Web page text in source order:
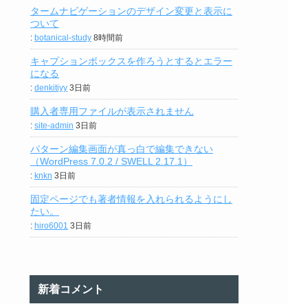
タームナビゲーションのデザイン変更と表示に
ついて
: botanical-study 8時間前
キャプションボックスを作ろうとするとエラー
になる
: denkitiyy 3日前
購入者専用ファイルが表示されません
: site-admin 3日前
パターン編集画面が真っ白で編集できない
（WordPress 7.0.2 / SWELL 2.17.1）
: knkn 3日前
固定ページでも著者情報を入れられるようにし
たい。
: hiro6001 3日前
新着コメント